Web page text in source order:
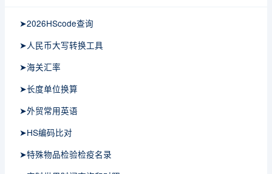
➤2026HScode查询
➤人民币大写转换工具
➤海关汇率
➤长度单位换算
➤外贸常用英语
➤HS编码比对
➤特殊物品检验检疫名录